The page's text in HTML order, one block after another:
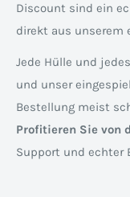
Discount sind ein
direkt aus unserem
Jede Hülle und
und unser
Bestellung meist
Profitieren Sie von
Support und echter